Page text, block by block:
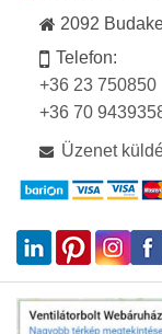
2092
Telefon:
+36 23 750850
+36 70
Üzenet